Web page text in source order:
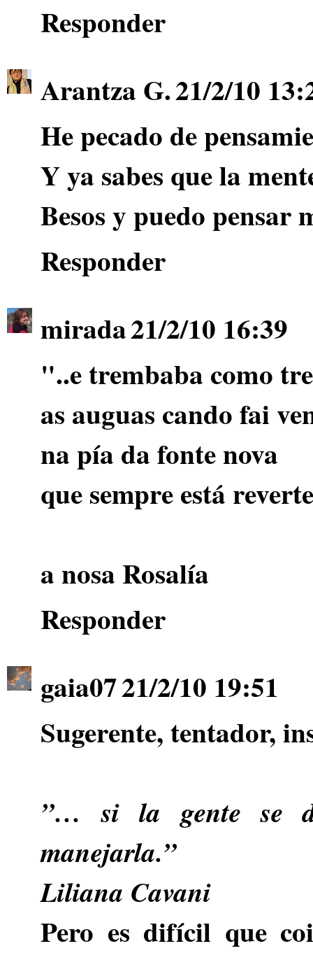
Responder
Arantza G.21/2/10
He pecado de
Y ya sabes que la
Besos y puedo pensar
Responder
mirada21/2/10 16:39
"..e trembaba como
as auguas cando fai
na pía da fonte nova
que sempre está
a nosa Rosalía
Responder
gaia0721/2/10 19:51
Sugerente, tentador,
”… si la gente se
manejarla.”
Liliana Cavani
Pero es difícil que